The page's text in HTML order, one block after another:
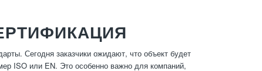
Сегодня заказчики ожидают, что объект будет
ISO или EN. Это особенно важно для компаний,